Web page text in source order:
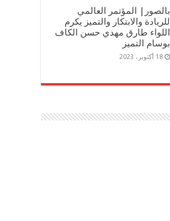
بالصور| المؤتمر العالمي
للريادة والابتكار والتميز يكرم
اللواء طارق مهدي حسن الكاف
بوسام التميز
18 أكتوبر، 2023